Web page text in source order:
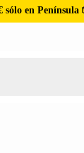
sólo en Península